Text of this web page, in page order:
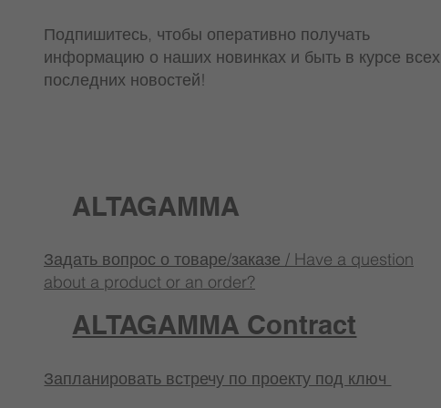
Подпишитесь, чтобы оперативно получать
информацию о наших новинках и быть в курсе всех
последних новостей!
ALTAGAMMA
Задать вопрос о товаре/заказе / Have a question
about a product or an order?
ALTAGAMMA Contract
Запланировать встречу по проекту под ключ